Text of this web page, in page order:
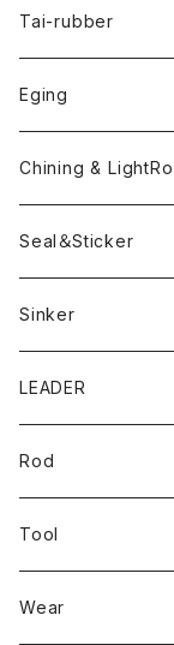
Fリトリーバー
漁港ワームLv.2
Bスネイクinch
Handle Knob
ピカルヘッド
LEVEL6
YARIE
ECOGEAR
Tai-rubber
TWObyTWO
ツートンネクタイ
ACTIVE
Eging
Egi
Rig
Chining &
Worm
KeeperLine
Seal＆Sticker
Sinker
キーパーライン
U4シンカー
LEADER
Rod
Tool
Wear